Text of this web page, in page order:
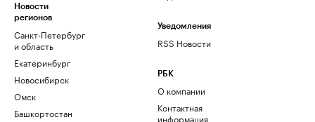
Новости
регионов
Санкт-Петербург
и область
Екатеринбург
Новосибирск
Омск
Башкортостан
Уведомления
RSS Новости
РБК
О компании
Контактная
информация